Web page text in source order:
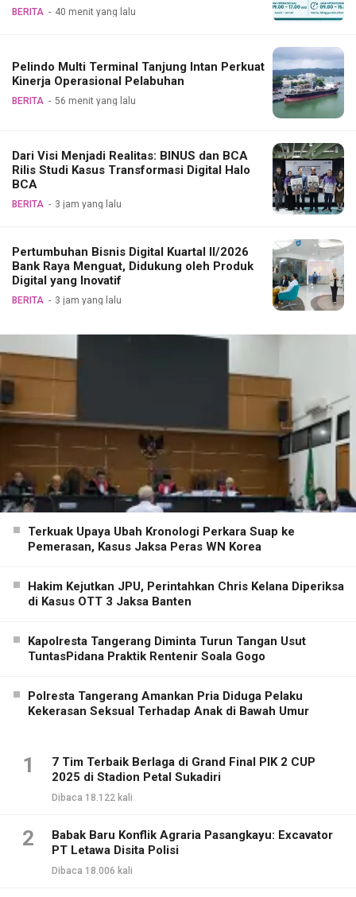
BERITA 40 menit yang lalu
Pelindo Multi Terminal Tanjung Intan Perkuat
Kinerja Operasional Pelabuhan
BERITA 56 menit yang lalu
Dari Visi Menjadi Realitas: BINUS dan BCA
Rilis Studi Kasus Transformasi Digital Halo
BCA
BERITA 3 jam yang lalu
Pertumbuhan Bisnis Digital Kuartal II/2026
Bank Raya Menguat, Didukung oleh Produk
Digital yang Inovatif
BERITA 3 jam yang lalu
Terkuak Upaya Ubah Kronologi Perkara Suap ke
Pemerasan, Kasus Jaksa Peras WN Korea
Hakim Kejutkan JPU, Perintahkan Chris Kelana Diperiksa
di Kasus OTT 3 Jaksa Banten
Kapolresta Tangerang Diminta Turun Tangan Usut
TuntasPidana Praktik Rentenir Soala Gogo
Polresta Tangerang Amankan Pria Diduga Pelaku
Kekerasan Seksual Terhadap Anak di Bawah Umur
1
7 Tim Terbaik Berlaga di Grand Final PIK 2 CUP
2025 di Stadion Petal Sukadiri
Dibaca 18.122 kali
2
Babak Baru Konflik Agraria Pasangkayu: Excavator
PT Letawa Disita Polisi
Dibaca 18.006 kali